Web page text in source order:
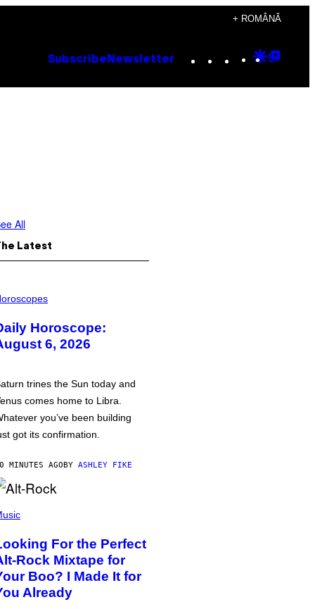
+ ROMÂNĂ
Subscribe Newsletter Instagram
TikTok
YouTube
Google
All
Latest
Horoscope:
6, 2026
trines the Sun today and
comes home to Libra.
you’ve been building
got its confirmation.
MINUTES AGOBY ASHLEY FIKE
For the Perfect
Rock Mixtape for
Boo? I Made It for
Already